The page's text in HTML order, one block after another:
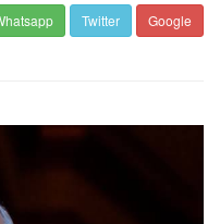
Twitter Google